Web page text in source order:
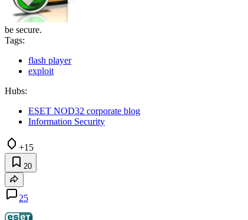
be secure.
Tags:
flash player
exploit
Hubs:
ESET NOD32 corporate blog
Information Security
+15
20
25